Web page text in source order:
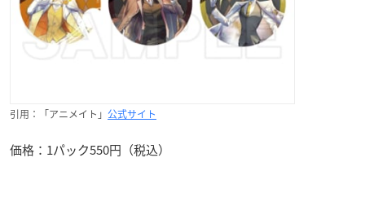
引用：「アニメイト」 公式サイト
価格：1パック550円（税込）